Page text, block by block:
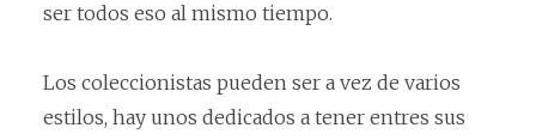
ser todos eso al mismo tiempo.
Los coleccionistas pueden ser a vez de varios
estilos, hay unos dedicados a tener entres sus